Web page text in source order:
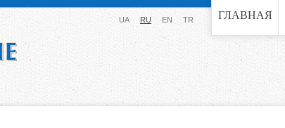
Jump to navigation ГЛАВНАЯ
UA RU EN TR